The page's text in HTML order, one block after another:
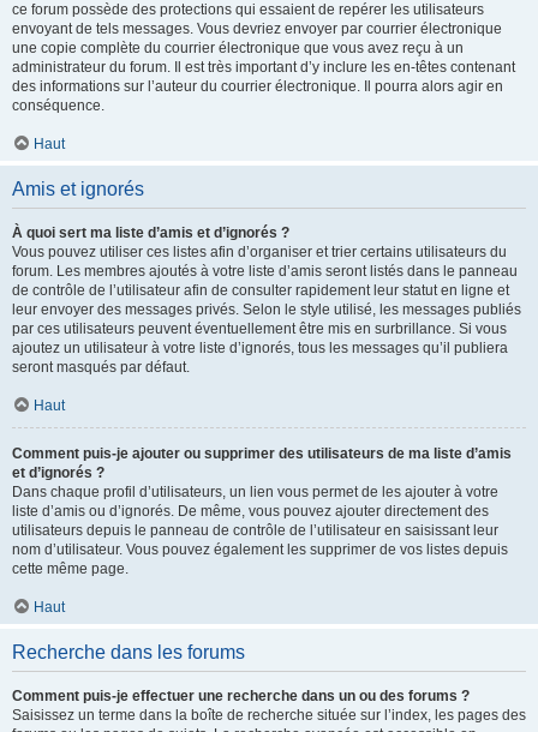
ce forum possède des protections qui essaient de repérer les utilisateurs
envoyant de tels messages. Vous devriez envoyer par courrier électronique
une copie complète du courrier électronique que vous avez reçu à un
administrateur du forum. Il est très important d’y inclure les en-têtes contenant
des informations sur l’auteur du courrier électronique. Il pourra alors agir en
conséquence.
Haut
Amis et ignorés
À quoi sert ma liste d’amis et d’ignorés ?
Vous pouvez utiliser ces listes afin d’organiser et trier certains utilisateurs du
forum. Les membres ajoutés à votre liste d’amis seront listés dans le panneau
de contrôle de l’utilisateur afin de consulter rapidement leur statut en ligne et
leur envoyer des messages privés. Selon le style utilisé, les messages publiés
par ces utilisateurs peuvent éventuellement être mis en surbrillance. Si vous
ajoutez un utilisateur à votre liste d’ignorés, tous les messages qu’il publiera
seront masqués par défaut.
Haut
Comment puis-je ajouter ou supprimer des utilisateurs de ma liste d’amis
et d’ignorés ?
Dans chaque profil d’utilisateurs, un lien vous permet de les ajouter à votre
liste d’amis ou d’ignorés. De même, vous pouvez ajouter directement des
utilisateurs depuis le panneau de contrôle de l’utilisateur en saisissant leur
nom d’utilisateur. Vous pouvez également les supprimer de vos listes depuis
cette même page.
Haut
Recherche dans les forums
Comment puis-je effectuer une recherche dans un ou des forums ?
Saisissez un terme dans la boîte de recherche située sur l’index, les pages des